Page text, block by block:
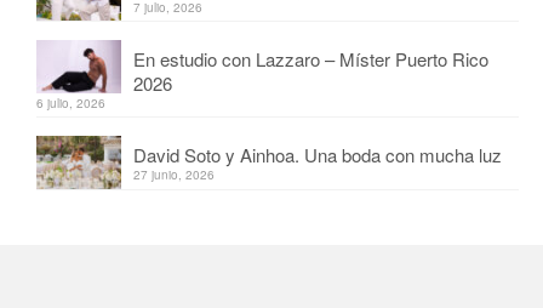
7 julio, 2026
En estudio con Lazzaro – Míster Puerto Rico
2026
6 julio, 2026
David Soto y Ainhoa. Una boda con mucha luz
27 junio, 2026